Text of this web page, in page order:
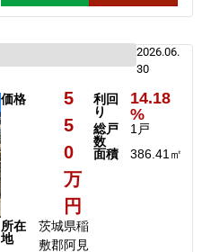
2026.06.
30
価格
5
5
0
万
円
所在
地
茨城県稲
敷郡阿見
利回
り
14.18
%
総戸
数
1戸
面積
386.41㎡